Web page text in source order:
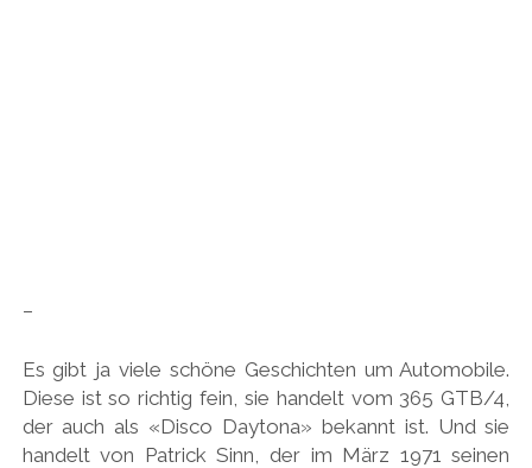
–
Es gibt ja viele schöne Geschichten um Automobile.
Diese ist so richtig fein, sie handelt vom 365 GTB/4,
der auch als «Disco Daytona» bekannt ist. Und sie
handelt von Patrick Sinn, der im März 1971 seinen